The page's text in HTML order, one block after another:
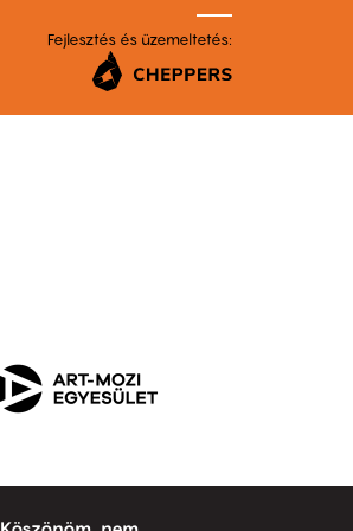
Fejlesztés és üzemeltetés: